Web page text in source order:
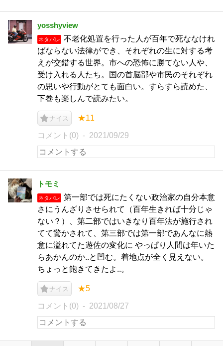
yosshyview
ネタバレ
不老化処置を行った人が百年で死ななけれ
ばならない法律ができ、それぞれの生に対する考
えが交錯する世界。市への恐怖に勝てない人や、
受け入れる人たち。国の首脳部や市民のそれぞれ
の思いや行動がとても面白い。すらすら読めた、
下巻も楽しんで読みたい。
ナイス ★11
コメント(0) 2021/09/29
トモミ
ネタバレ
第一部では死にたくない政治家の自分本意
さにうんざりさせられて（百年生きれば十分じゃ
ない？）、第二部ではいきなり百年法が施行され
てて驚かされて、第三部では第一部であんなに熱
意に溢れてた遊佐の変化に やっぱり人間は年いた
らあかんのか..と凹む。着地点が全く見えない。
ちょっと飽きてきたよ..。
ナイス ★5
コメント(0) 2021/08/27